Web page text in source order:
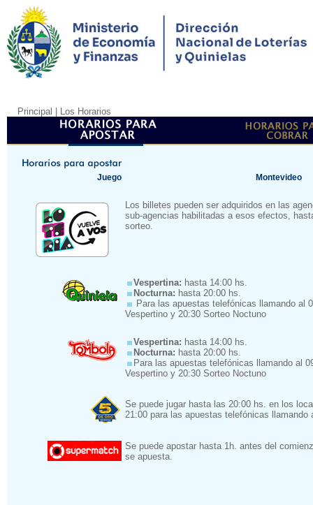
Principal | Los Horarios
Juego Montevideo
Los billetes pueden ser adquiridos en las
sub-agencias habilitadas a esos efectos,
sorteo.
Vespertina: hasta 14:00 hs.
Nocturna: hasta 20:00 hs.
Para las apuestas telefónicas llamando al
Vespertino y 20:30 Sorteo Noctuno
Vespertina: hasta 14:00 hs.
Nocturna: hasta 20:00 hs.
Para las apuestas telefónicas llamando al
Vespertino y 20:30 Sorteo Noctuno
Se puede jugar hasta las 20:00 hs. en los
21:00 para las apuestas telefónicas llamando
Se puede apostar hasta 1h. antes del
se apuesta.